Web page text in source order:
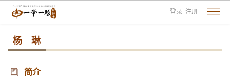
登录 注册
杨 琳
简介